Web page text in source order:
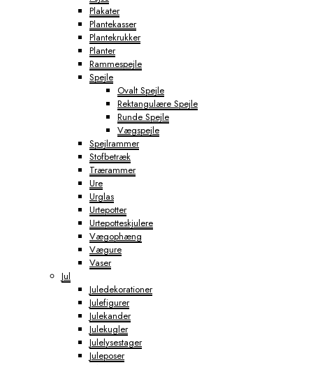
Plakater
Plantekasser
Plantekrukker
Planter
Rammespejle
Spejle
Ovalt Spejle
Rektangulære Spejle
Runde Spejle
Vægspejle
Spejlrammer
Stofbetræk
Trærammer
Ure
Urglas
Urtepotter
Urtepotteskjulere
Vægophæng
Vægure
Vaser
Jul
Juledekorationer
Julefigurer
Julekander
Julekugler
Julelysestager
Juleposer